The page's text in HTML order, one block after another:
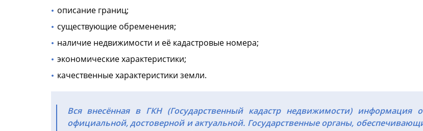
описание границ;
существующие обременения;
наличие недвижимости и её кадастровые номера;
экономические характеристики;
качественные характеристики земли.
Вся внесённая в ГКН (Государственный кадастр недвижимости) информация
официальной, достоверной и актуальной. Государственные органы,